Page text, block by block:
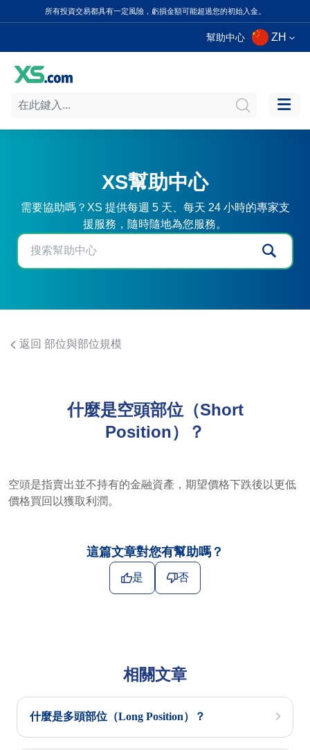
所有投資交易都具有一定風險，虧損金額可能超過您的初始入金。
幫助中心 ZH
XS幫助中心
需要協助嗎？XS 提供每週 5 天、每天 24 小時的專家支
援服務，隨時隨地為您服務。
返回 部位與部位規模
什麼是空頭部位（Short
Position）？
空頭是指賣出並不持有的金融資產，期望價格下跌後以更低
價格買回以獲取利潤。
這篇文章對您有幫助嗎？
是 否
相關文章
什麼是多頭部位（Long Position）？